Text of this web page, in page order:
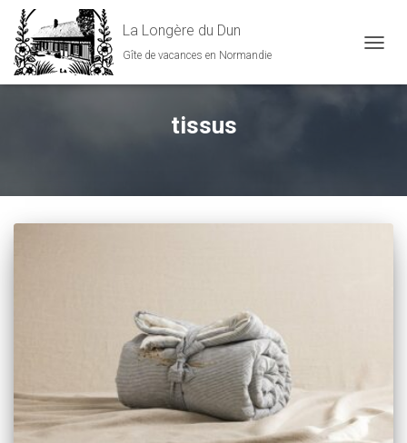
La Longère du Dun
Gîte de vacances en Normandie
tissus